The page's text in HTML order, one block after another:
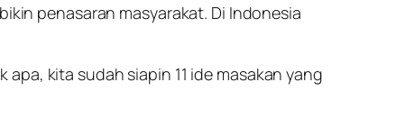
penasaran masyarakat. Di Indonesia
kita sudah siapin 11 ide masakan yang